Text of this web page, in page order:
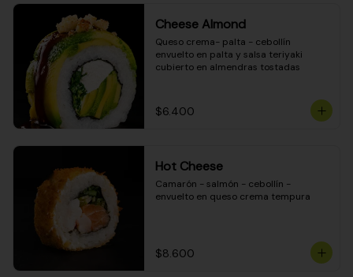
Cheese Almond
Queso crema- palta - cebollín
envuelto en palta y salsa teriyaki
cubierto en almendras tostadas
$6.400
Hot Cheese
Camarón - salmón - cebollín -
envuelto en queso crema tempura
$8.600